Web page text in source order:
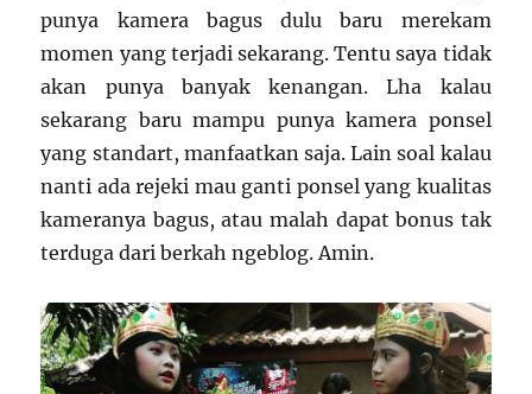
punya kamera bagus dulu baru merekam
momen yang terjadi sekarang. Tentu saya tidak
akan punya banyak kenangan. Lha kalau
sekarang baru mampu punya kamera ponsel
yang standart, manfaatkan saja. Lain soal kalau
nanti ada rejeki mau ganti ponsel yang kualitas
kameranya bagus, atau malah dapat bonus tak
terduga dari berkah ngeblog. Amin.